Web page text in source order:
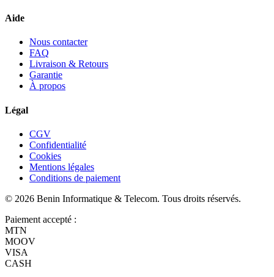
Aide
Nous contacter
FAQ
Livraison & Retours
Garantie
À propos
Légal
CGV
Confidentialité
Cookies
Mentions légales
Conditions de paiement
© 2026 Benin Informatique & Telecom. Tous droits réservés.
Paiement accepté :
MTN
MOOV
VISA
CASH